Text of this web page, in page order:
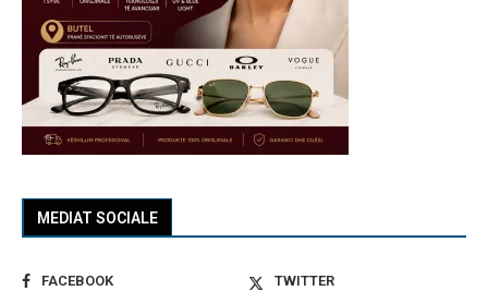
MEDIAT SOCIALE
FACEBOOK
TWITTER